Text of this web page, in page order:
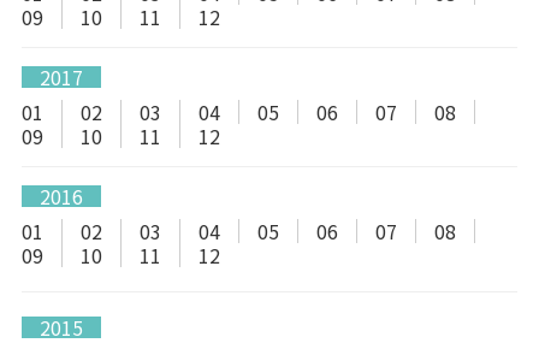
09
10 11 12
2017
01
02 03 04 05 06 07
08
09
10 11 12
2016
01
02 03 04 05 06 07
08
09
10 11 12
2015